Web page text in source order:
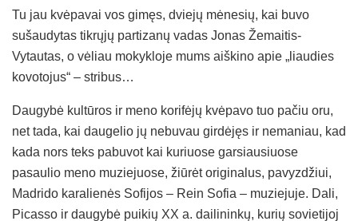
Tu jau kvėpavai vos gimęs, dviejų mėnesių, kai buvo
sušaudytas tikrųjų partizanų vadas Jonas Žemaitis-
Vytautas, o vėliau mokykloje mums aiškino apie „liaudies
kovotojus“ – stribus…
Daugybė kultūros ir meno korifėjų kvėpavo tuo pačiu oru,
net tada, kai daugelio jų nebuvau girdėjęs ir nemaniau, kad
kada nors teks pabuvot kai kuriuose garsiausiuose
pasaulio meno muziejuose, žiūrėt originalus, pavyzdžiui,
Madrido karalienės Sofijos – Rein Sofia – muziejuje. Dali,
Picasso ir daugybė puikių XX a. dailininkų, kurių sovietijoj